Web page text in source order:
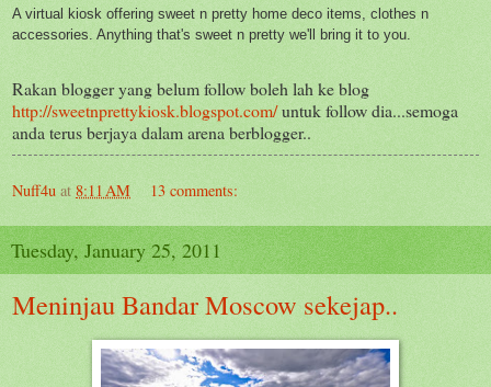
A virtual kiosk offering sweet n pretty home deco items, clothes n
accessories. Anything that's sweet n pretty we'll bring it to you.
Rakan blogger yang belum follow boleh lah ke blog
http://sweetnprettykiosk.blogspot.com/untuk follow dia...semoga
anda terus berjaya dalam arena berblogger..
Nuff4u at 8:11 AM 13 comments:
Tuesday, January 25, 2011
Meninjau Bandar Moscow sekejap..